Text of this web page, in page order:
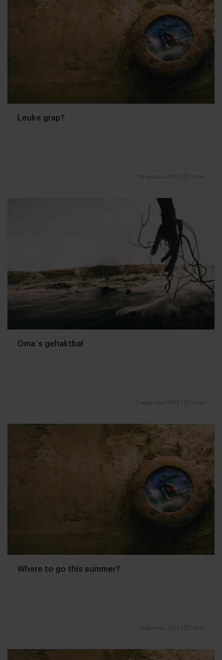
Leuke grap?
3 augustus 2013 1 min
Oma´s gehaktbal
2 augustus 2013 1 min
Where to go this summer?
1 augustus 2013 1 min